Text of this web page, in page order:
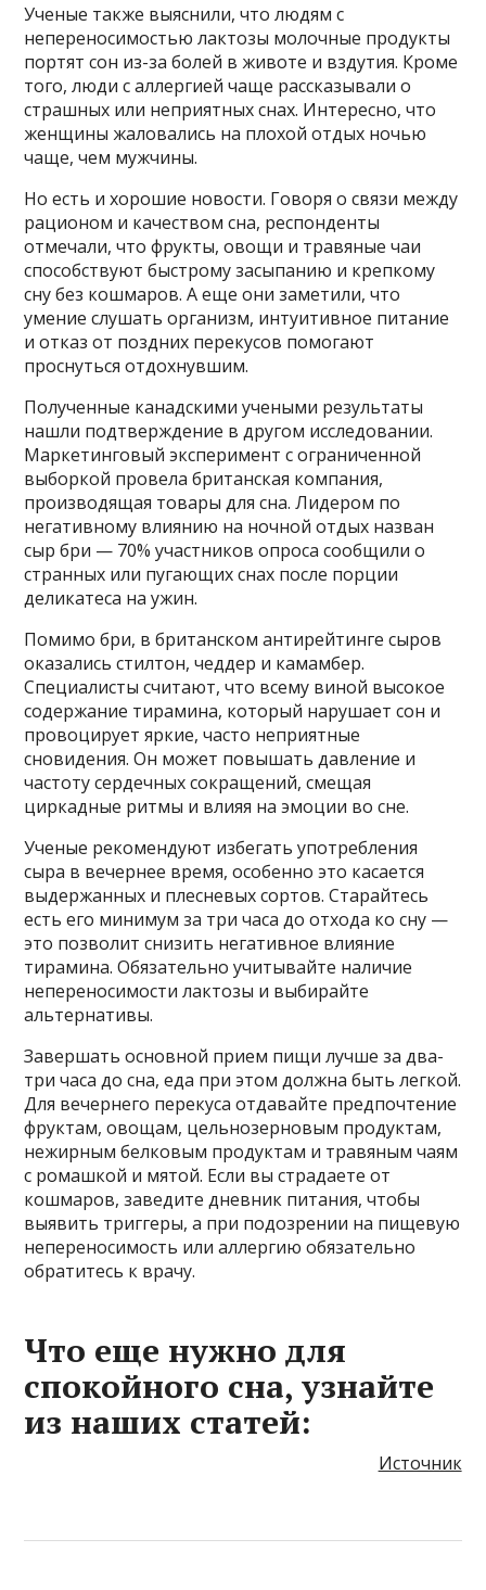
Ученые также выяснили, что людям с
непереносимостью лактозы молочные продукты
портят сон из-за болей в животе и вздутия. Кроме
того, люди с аллергией чаще рассказывали о
страшных или неприятных снах. Интересно, что
женщины жаловались на плохой отдых ночью
чаще, чем мужчины.
Но есть и хорошие новости. Говоря о связи между
рационом и качеством сна, респонденты
отмечали, что фрукты, овощи и травяные чаи
способствуют быстрому засыпанию и крепкому
сну без кошмаров. А еще они заметили, что
умение слушать организм, интуитивное питание
и отказ от поздних перекусов помогают
проснуться отдохнувшим.
Полученные канадскими учеными результаты
нашли подтверждение в другом исследовании.
Маркетинговый эксперимент с ограниченной
выборкой провела британская компания,
производящая товары для сна. Лидером по
негативному влиянию на ночной отдых назван
сыр бри — 70% участников опроса сообщили о
странных или пугающих снах после порции
деликатеса на ужин.
Помимо бри, в британском антирейтинге сыров
оказались стилтон, чеддер и камамбер.
Специалисты считают, что всему виной высокое
содержание тирамина, который нарушает сон и
провоцирует яркие, часто неприятные
сновидения. Он может повышать давление и
частоту сердечных сокращений, смещая
циркадные ритмы и влияя на эмоции во сне.
Ученые рекомендуют избегать употребления
сыра в вечернее время, особенно это касается
выдержанных и плесневых сортов. Старайтесь
есть его минимум за три часа до отхода ко сну —
это позволит снизить негативное влияние
тирамина. Обязательно учитывайте наличие
непереносимости лактозы и выбирайте
альтернативы.
Завершать основной прием пищи лучше за два-
три часа до сна, еда при этом должна быть легкой.
Для вечернего перекуса отдавайте предпочтение
фруктам, овощам, цельнозерновым продуктам,
нежирным белковым продуктам и травяным чаям
с ромашкой и мятой. Если вы страдаете от
кошмаров, заведите дневник питания, чтобы
выявить триггеры, а при подозрении на пищевую
непереносимость или аллергию обязательно
обратитесь к врачу.
Что еще нужно для
спокойного сна, узнайте
из наших статей:
Источник